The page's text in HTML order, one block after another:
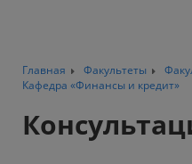
Главная Факультеты
Кафедра «Финансы и кредит»